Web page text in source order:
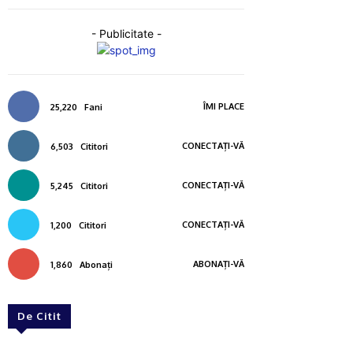
- Publicitate -
25,220 Fani ÎMI PLACE
6,503 Cititori CONECTAȚI-VĂ
5,245 Cititori CONECTAȚI-VĂ
1,200 Cititori CONECTAȚI-VĂ
1,860 Abonați ABONAȚI-VĂ
De Citit